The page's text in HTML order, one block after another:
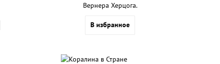
Вернера Херцога.
В избранное